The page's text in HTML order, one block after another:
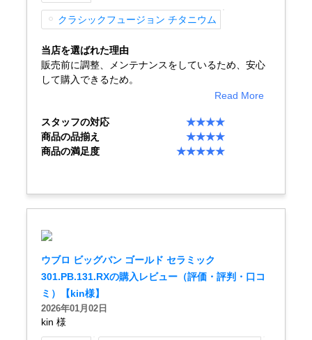
75%以上保証！中古商品高価買戻し
修理・メンテナンスをご希望の方
修理・メンテンナンスについて
外装仕上げについて
電池交換について
GINZA RASINについて
お客様の声・口コミ
クラシックフュージョン チタニウム
当店を選ばれた理由
販売前に調整、メンテナンスをしているため、安心
して購入できるため。
Read More
スタッフの対応
★★★★
商品の品揃え
★★★★
商品の満足度
★★★★★
ウブロ ビッグバン ゴールド セラミック
301.PB.131.RXの購入レビュー（評価・評判・口コ
ミ）【kin様】
2026年01月02日
kin 様